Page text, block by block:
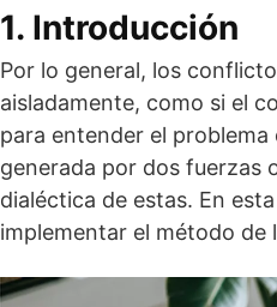
1. Introducción
Por lo general, los
aisladamente, como si el
para entender el
generada por dos fuerzas
dialéctica de estas. En
implementar el método de